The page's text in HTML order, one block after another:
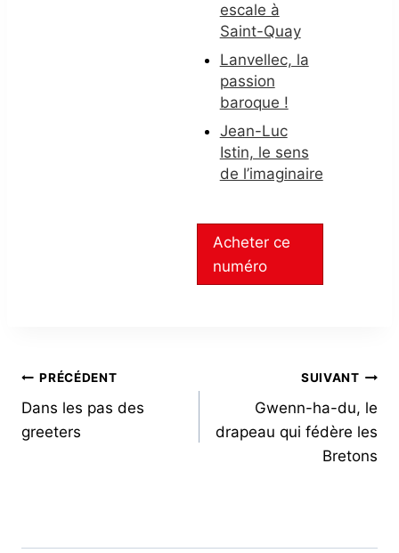
escale à
Saint-Quay
Lanvellec, la
passion
baroque !
Jean-Luc
Istin, le sens
de l’imaginaire
Acheter ce
numéro
NAVIGATION
DE
PRÉCÉDENT
Dans les pas des
greeters
SUIVANT
Gwenn-ha-du, le
drapeau qui fédère les
Bretons